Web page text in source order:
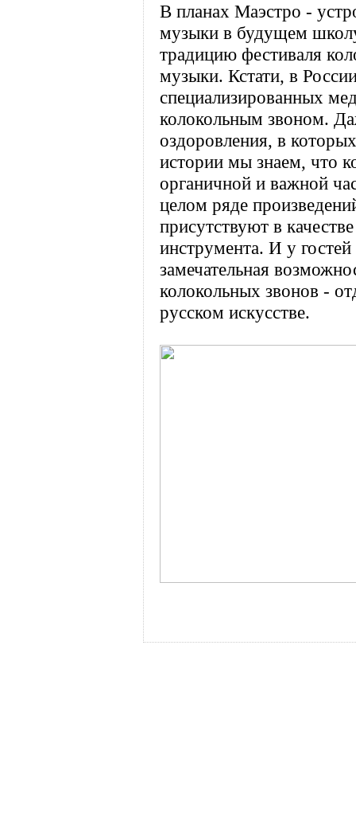
В планах Маэстро -
музыки в будущем
традицию фестиваля
музыки. Кстати, в
специализированных
колокольным звоном.
оздоровления, в
истории мы знаем, что
органичной и важной
целом ряде
присутствуют в
инструмента. И у
замечательная
колокольных звонов -
русском искусстве.